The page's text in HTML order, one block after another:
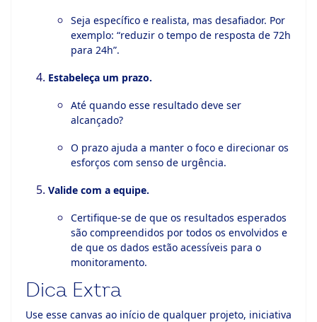
Seja específico e realista, mas desafiador. Por
exemplo: “reduzir o tempo de resposta de 72h
para 24h”.
Estabeleça um prazo.
Até quando esse resultado deve ser
alcançado?
O prazo ajuda a manter o foco e direcionar os
esforços com senso de urgência.
Valide com a equipe.
Certifique-se de que os resultados esperados
são compreendidos por todos os envolvidos e
de que os dados estão acessíveis para o
monitoramento.
Dica Extra
Use esse canvas ao início de qualquer projeto, iniciativa